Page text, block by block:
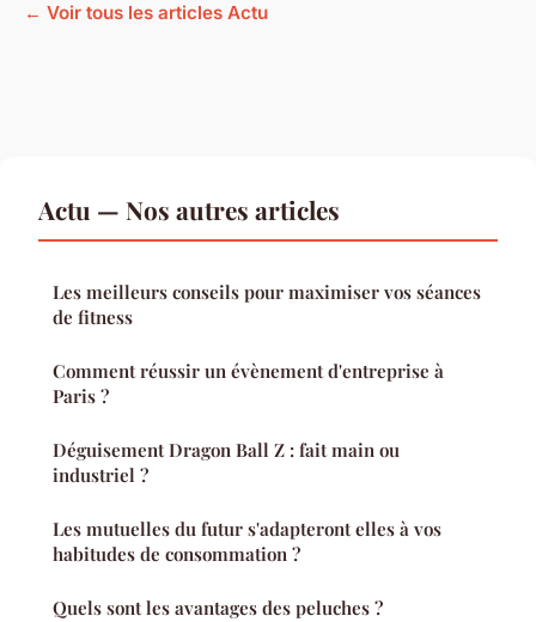
← Voir tous les articles Actu
Actu — Nos autres articles
Les meilleurs conseils pour maximiser vos séances
de fitness
Comment réussir un évènement d'entreprise à
Paris ?
Déguisement Dragon Ball Z : fait main ou
industriel ?
Les mutuelles du futur s'adapteront elles à vos
habitudes de consommation ?
Quels sont les avantages des peluches ?